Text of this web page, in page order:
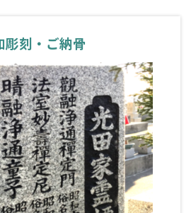
彫刻・ご納骨